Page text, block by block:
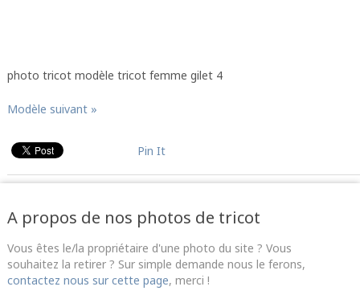
photo tricot modèle tricot femme gilet 4
Modèle suivant »
Pin It
A propos de nos photos de tricot
Vous êtes le/la propriétaire d'une photo du site ? Vous
souhaitez la retirer ? Sur simple demande nous le ferons,
contactez nous sur cette page, merci !